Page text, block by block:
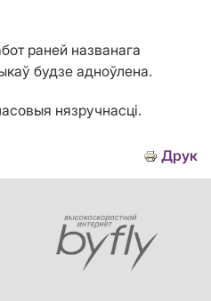
раней названага
будзе адноўлена.
нязручнасці.
Друк